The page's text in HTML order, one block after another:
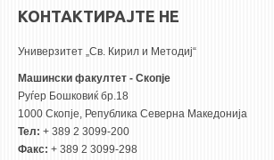
КОНТАКТИРАЈТЕ НЕ
Универзитет „Св. Кирил и Методиј“
Машински факултет - Скопје
Руѓер Бошковиќ бр.18
1000 Скопје, Република Северна Македонија
Тел: + 389 2 3099-200
Факс: + 389 2 3099-298